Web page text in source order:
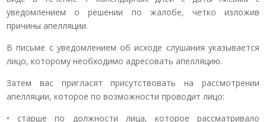
уведомлением о решении по жалобе, четко изложив
причины апелляции.
В письме с уведомлением об исходе слушания указывается
лицо, которому необходимо адресовать апелляцию.
Затем вас пригласят присутствовать на рассмотрении
апелляции, которое по возможности проводит лицо:
• старше по должности лица, которое рассматривало